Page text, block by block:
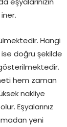
Hangi
doğru şekilde
hem zaman
nakliye
Eşyalarınız
yeni